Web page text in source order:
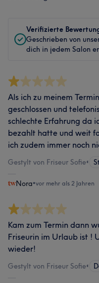
Verifizierte
Geschrieben von
dich in jedem Salon
Als ich zu meinem
geschlossen und
schlechte Erfahrung da
bezahlt hatte und weit
ich zudem immer noch
Gestylt von Friseur Sofie•
Nora•vor mehr als 2 Jahren
Kam zum Termin dann
Friseurin im Urlaub ist !
wieder!
Gestylt von Friseur Sofie•